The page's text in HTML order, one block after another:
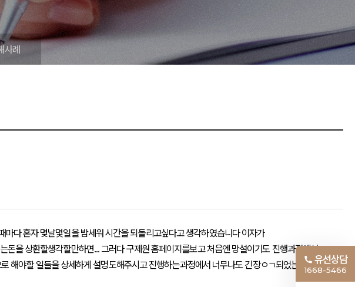
사례
다 혼자 몆날몇일을 밤세워 시간을 되돌리고싶다고 생각하였습니다 이자가
을 상환할생각할만하면... 그러다 구제원 홈페이지를보고 처음엔 망설이기도 진행과정에서
해야할 일들을 상세하게 설명도해주시고 진행하는과정에서 너무나도 긴장ㅇㄱ되었는데
유선상담
1668-5466